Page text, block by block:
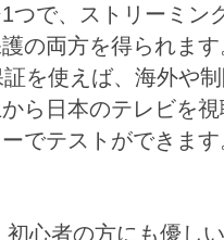
つで、ストリーミン
の両方を得られま
を使えば、海外や
ら日本のテレビを視
でテストができます
心者の方にも優し